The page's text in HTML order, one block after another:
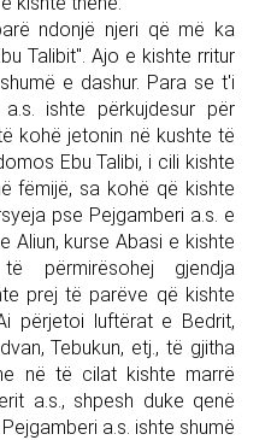
ndonjë njeri që më ka
Talibit". Ajo e kishte rritur
e dashur. Para se t'i
ishte përkujdesur për
kohë jetonin në kushte të
Ebu Talibi, i cili kishte
fëmijë, sa kohë që kishte
pse Pejgamberi a.s. e
Aliun, kurse Abasi e kishte
përmirësohej gjendja
prej të parëve që kishte
përjetoi luftërat e Bedrit,
Tebukun, etj., të gjitha
në të cilat kishte marrë
a.s., shpesh duke qenë
a.s. ishte shumë